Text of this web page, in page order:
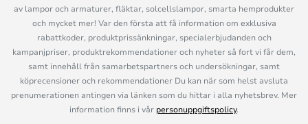
av lampor och armaturer, fläktar, solcellslampor, smarta hemprodukter
och mycket mer! Var den första att få information om exklusiva
rabattkoder, produktprissänkningar, specialerbjudanden och
kampanjpriser, produktrekommendationer och nyheter så fort vi får dem,
samt innehåll från samarbetspartners och undersökningar, samt
köprecensioner och rekommendationer Du kan när som helst avsluta
prenumerationen antingen via länken som du hittar i alla nyhetsbrev. Mer
information finns i vår personuppgiftspolicy.